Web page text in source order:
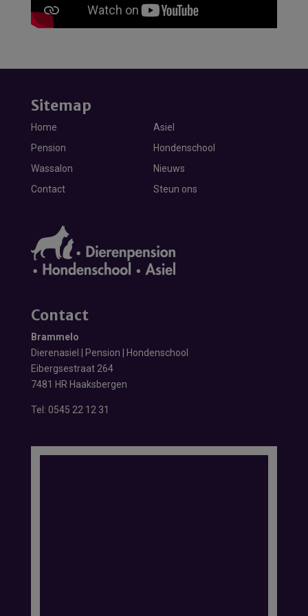
Sitemap
Home
Asiel
Pension
Hondenschool
Wassalon
Nieuws
Contact
Steun ons
Contact
Brammelo
Dierenasiel | Pension | Hondenschool
Eibergsestraat 264
7481 HR Haaksbergen
Tel: 0545 22 12 31